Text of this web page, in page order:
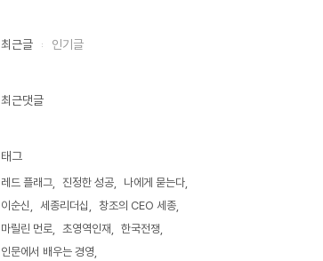
최근글 인기글
최근댓글
태그
레드 플래그 진정한 성공
나에게 묻는다
이순신
세종리더십
창조의 CEO 세종
마릴린 먼로
초영역인재
한국전쟁
인문에서 배우는 경영